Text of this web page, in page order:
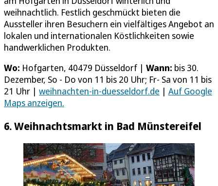
weihnachtlich. Festlich geschmückt bieten die
Aussteller ihren Besuchern ein vielfältiges Angebot an
lokalen und internationalen Köstlichkeiten sowie
handwerklichen Produkten.
Wo: Hofgarten, 40479 Düsseldorf | Wann: bis 30.
Dezember, So - Do von 11 bis 20 Uhr; Fr- Sa von 11 bis
21 Uhr | weihnachten-in-duesseldorf.de | Auf Google
Maps anzeigen.
6. Weihnachtsmarkt in Bad Münstereifel